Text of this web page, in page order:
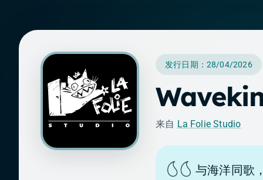
发行日期：28/04/2026
来自 La Folie Studio
与海洋同歌